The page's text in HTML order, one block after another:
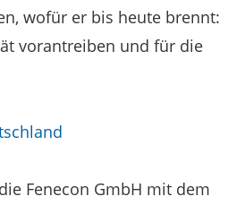
wofür er bis heute brennt:
vorantreiben und für die
Fenecon GmbH mit dem